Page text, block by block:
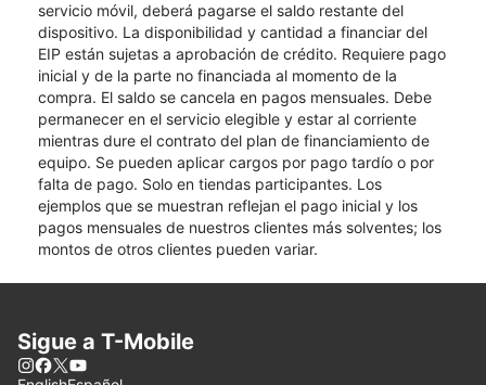
servicio móvil, deberá pagarse el saldo restante del
dispositivo. La disponibilidad y cantidad a financiar del
EIP están sujetas a aprobación de crédito. Requiere pago
inicial y de la parte no financiada al momento de la
compra. El saldo se cancela en pagos mensuales. Debe
permanecer en el servicio elegible y estar al corriente
mientras dure el contrato del plan de financiamiento de
equipo. Se pueden aplicar cargos por pago tardío o por
falta de pago. Solo en tiendas participantes. Los
ejemplos que se muestran reflejan el pago inicial y los
pagos mensuales de nuestros clientes más solventes; los
montos de otros clientes pueden variar.